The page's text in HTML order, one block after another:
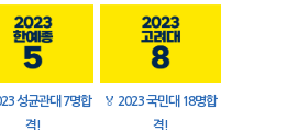
성균관대 7명합
격!
🏅 2023 국민대 18명합
격!